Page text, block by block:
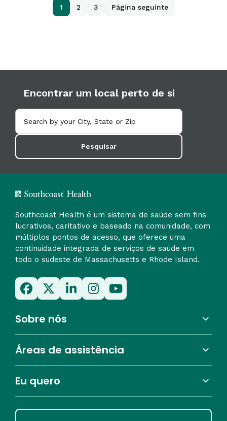
1 2 3 Página seguinte
Encontrar um local perto de si
Pesquisar
Southcoast Health é um sistema de saúde sem fins
lucrativos, caritativo e baseado na comunidade, com
múltiplos pontos de acesso, que oferece uma
continuidade integrada de serviços de saúde em
todo o sudeste de Massachusetts e Rhode Island.
Sobre nós
Áreas de assistência
Eu quero